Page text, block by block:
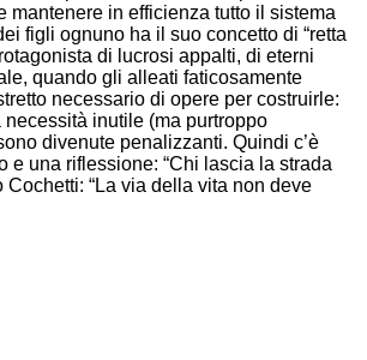
in efficienza tutto il sistema
figli ognuno ha il suo concetto di “retta
di lucrosi appalti, di eterni
quando gli alleati faticosamente
necessario di opere per costruirle:
inutile (ma purtroppo
divenute penalizzanti. Quindi c’è
una riflessione: “Chi lascia la strada
“La via della vita non deve